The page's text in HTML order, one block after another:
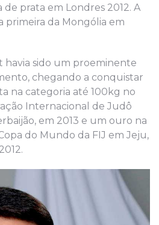
prata em Londres 2012. A
primeira da Mongólia em
havia sido um proeminente
chegando a conquistar
na categoria até 100kg no
Internacional de Judô
em 2013 e um ouro na
do Mundo da FIJ em Jeju,